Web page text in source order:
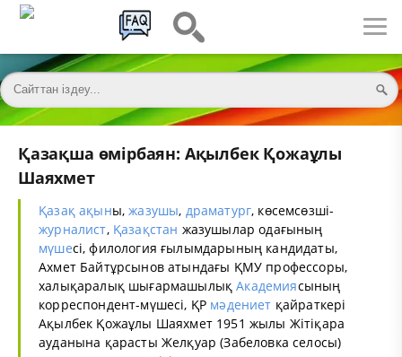
Қазақша өмірбаян: Ақылбек Қожаұлы
Шаяхмет
Қазақ ақыны,жазушы, драматург, көсемсөзші-
журналист, Қазақстан жазушылар одағының
мүшесі, филология ғылымдарының кандидаты,
Ахмет Байтұрсынов атындағы ҚМУ профессоры,
халықаралық шығармашылықАкадемиясының
корреспондент-мүшесі, ҚР мәдениет қайраткері
Ақылбек Қожаұлы Шаяхмет 1951 жылы Жітіқара
ауданына қарасты Желқуар (Забеловка селосы)